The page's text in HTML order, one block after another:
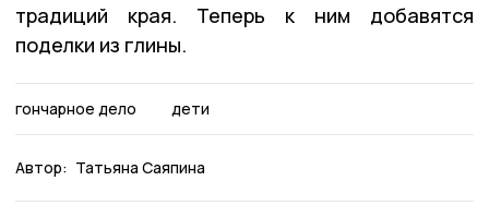
традиций края. Теперь к ним добавятся
поделки из глины.
гончарное дело дети
Автор: Татьяна Саяпина